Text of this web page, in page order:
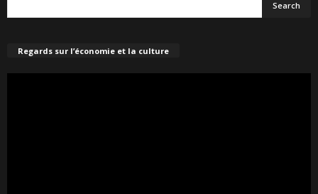
Regards sur l’économie et la culture